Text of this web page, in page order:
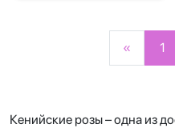
« 1
Кенийские розы – одна из